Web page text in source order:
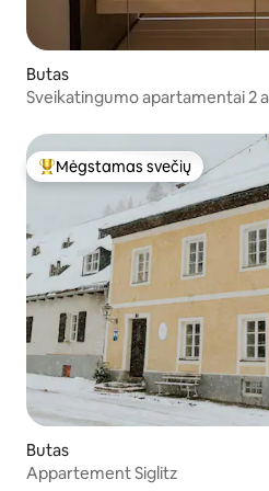
Butas
Sveikatingumo apartamentai 2
Svečių mėgstamiausias
Mėgstamas svečių
Butas
Appartement Siglitz